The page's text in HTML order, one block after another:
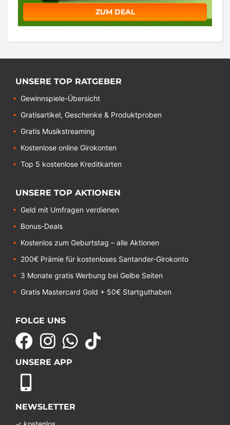
ZUM DEAL
UNSERE TOP RATGEBER
Gewinnspiele-Übersicht
Gratisartikel, Geschenke & Produktproben
Gratis Musikstreaming
Kostenlose online Girokonten
Top 5 kostenlose Kreditkarten
UNSERE TOP AKTIONEN
Geld mit Umfragen verdienen
Bonus-Deals
Kostenlos zum Geburtstag – alle Aktionen
200€ Prämie für kostenloses Santander-Girokonto
3 Monate gratis Werbung bei Gelbe Seiten
Gratis Mastercard Gold + 50€ Startguthaben
FOLGE UNS
UNSERE APP
NEWSLETTER